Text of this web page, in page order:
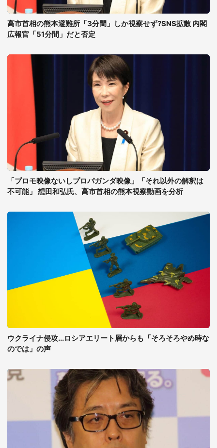
高市首相の熊本避難所「3分間」しか視察せず?SNS拡散 内閣
広報官「51分間」だと否定
「プロモ映像ないしプロパガンダ映像」「それ以外の解釈は
不可能」 想田和弘氏、高市首相の熊本視察動画を分析
ウクライナ侵攻...ロシアエリート層からも「そろそろやめ時な
のでは」の声